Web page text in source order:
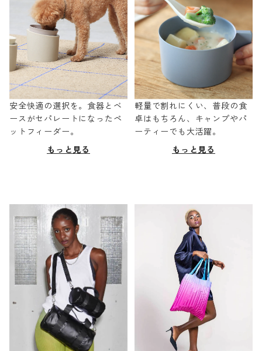
安全快適の選択を。食器とベ
ースがセパレートになったペ
ットフィーダー。
もっと見る
軽量で割れにくい、普段の食
卓はもちろん、キャンプやパ
ーティーでも大活躍。
もっと見る